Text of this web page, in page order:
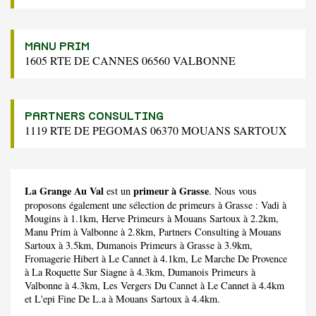
MANU PRIM
1605 RTE DE CANNES 06560 VALBONNE
PARTNERS CONSULTING
1119 RTE DE PEGOMAS 06370 MOUANS SARTOUX
La Grange Au Val est un primeur à Grasse. Nous vous
proposons également une sélection de primeurs à Grasse : Vadi à
Mougins à 1.1km, Herve Primeurs à Mouans Sartoux à 2.2km,
Manu Prim à Valbonne à 2.8km, Partners Consulting à Mouans
Sartoux à 3.5km, Dumanois Primeurs à Grasse à 3.9km,
Fromagerie Hibert à Le Cannet à 4.1km, Le Marche De Provence
à La Roquette Sur Siagne à 4.3km, Dumanois Primeurs à
Valbonne à 4.3km, Les Vergers Du Cannet à Le Cannet à 4.4km
et L'epi Fine De L.aà Mouans Sartoux à 4.4km.